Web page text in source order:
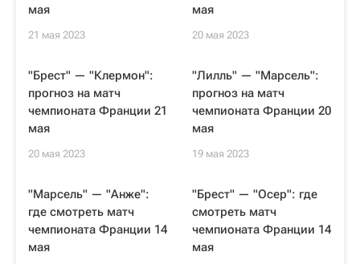
мая
21 мая 2023
мая
20 мая 2023
"Брест" — "Клермон":
прогноз на матч
чемпионата Франции 21
мая
20 мая 2023
"Лилль" — "Марсель":
прогноз на матч
чемпионата Франции 20
мая
19 мая 2023
"Марсель" — "Анже":
где смотреть матч
чемпионата Франции 14
мая
"Брест" — "Осер": где
смотреть матч
чемпионата Франции 14
мая